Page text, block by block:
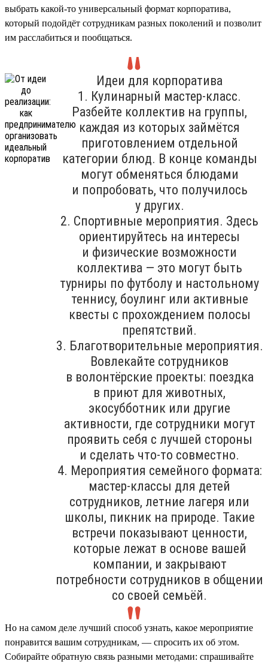
выбрать какой-то универсальный формат корпоратива,
который подойдёт сотрудникам разных поколений и позволит
им расслабиться и пообщаться.
Идеи для корпоратива
1. Кулинарный мастер-класс.
Разбейте коллектив на группы,
каждая из которых займётся
приготовлением отдельной
категории блюд. В конце команды
могут обменяться блюдами
и попробовать, что получилось
у других.
2. Спортивные мероприятия. Здесь
ориентируйтесь на интересы
и физические возможности
коллектива — это могут быть
турниры по футболу и настольному
теннису, боулинг или активные
квесты с прохождением полосы
препятствий.
3. Благотворительные мероприятия.
Вовлекайте сотрудников
в волонтёрские проекты: поездка
в приют для животных,
экосубботник или другие
активности, где сотрудники могут
проявить себя с лучшей стороны
и сделать что-то совместно.
4. Мероприятия семейного формата:
мастер-классы для детей
сотрудников, летние лагеря или
школы, пикник на природе. Такие
встречи показывают ценности,
которые лежат в основе вашей
компании, и закрывают
потребности сотрудников в общении
со своей семьёй.
Но на самом деле лучший способ узнать, какое мероприятие
понравится вашим сотрудникам, — спросить их об этом.
Собирайте обратную связь разными методами: спрашивайте